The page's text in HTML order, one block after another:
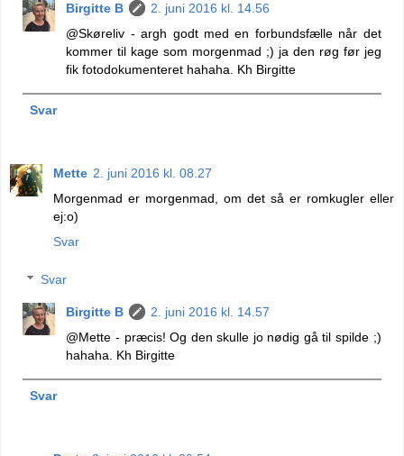
Birgitte B
2. juni 2016 kl. 14.56
@Skøreliv - argh godt med en forbundsfælle når det
kommer til kage som morgenmad ;) ja den røg før jeg
fik fotodokumenteret hahaha. Kh Birgitte
Svar
Mette 2. juni 2016 kl. 08.27
Morgenmad er morgenmad, om det så er romkugler eller
ej:o)
Svar
Svar
Birgitte B
2. juni 2016 kl. 14.57
@Mette - præcis! Og den skulle jo nødig gå til spilde ;)
hahaha. Kh Birgitte
Svar